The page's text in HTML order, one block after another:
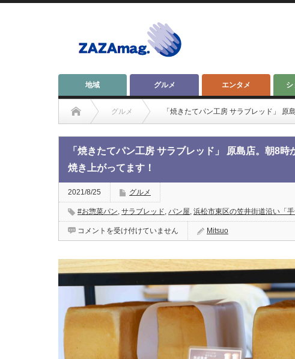
地域 グルメ エンタメ シ
グルメ 「焼きたてパン工房 サラブレッド」 原
「焼きたてパン工房 サラブレッド」 原島店。朝8
焼き上がってます！
2021/8/25 グルメ
#お惣菜パン, サラブレッド, パン屋, 浜松市東区の笠井街道沿い「
「焼
パ
ン
工
サ
レ
店。
コメントを受け付けていません Mitsuo